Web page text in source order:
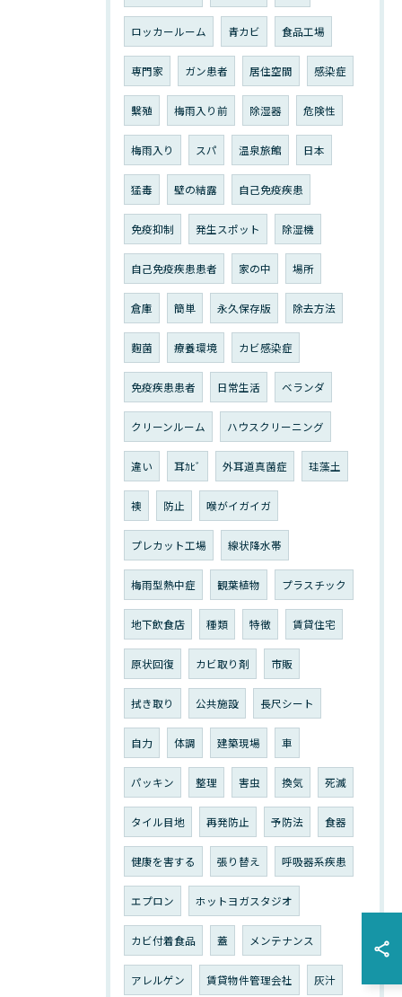
ロッカールーム 青カビ 食品工場
専門家 ガン患者 居住空間 感染症
繫殖 梅雨入り前 除湿器 危険性
梅雨入り スパ 温泉旅館 日本
猛毒 壁の結露 自己免疫疾患
免疫抑制 発生スポット 除湿機
自己免疫疾患患者 家の中 場所
倉庫 簡単 永久保存版 除去方法
麴菌 療養環境 カビ感染症
免疫疾患患者 日常生活 ベランダ
クリーンルーム ハウスクリーニング
違い 耳ｶﾋﾞ 外耳道真菌症 珪藻土
襖 防止 喉がイガイガ
プレカット工場 線状降水帯
梅雨型熱中症 観葉植物 プラスチック
地下飲食店 種類 特徴 賃貸住宅
原状回復 カビ取り剤 市販
拭き取り 公共施設 長尺シート
自力 体調 建築現場 車
パッキン 整理 害虫 換気 死滅
タイル目地 再発防止 予防法 食器
健康を害する 張り替え 呼吸器系疾患
エプロン ホットヨガスタジオ
カビ付着食品 蓋 メンテナンス
アレルゲン 賃貸物件管理会社 灰汁